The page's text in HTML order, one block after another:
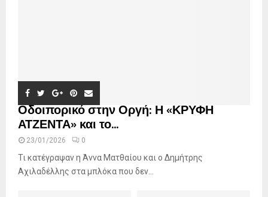
Οδοιπορικό στην Οργή: Η «ΚΡΥΦΗ
ΑΤΖΕΝΤΑ» και το...
23/01/2026 0
Τι κατέγραψαν η Άννα Ματθαίου και ο Δημήτρης
Αχιλαδέλλης στα μπλόκα που δεν...